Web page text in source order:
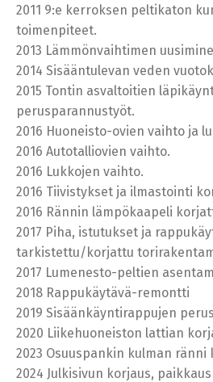
2011 9:e kerroksen peltikaton
toimenpiteet.
2013 Lämmönvaihtimen
2014 Sisääntulevan veden
2015 Tontin asvaltoitien
perusparannustyöt.
2016 Huoneisto-ovien vaihto ja
2016 Autotalliovien vaihto.
2016 Lukkojen vaihto.
2016 Tiivistykset ja ilmastointi
2016 Rännin lämpökaapeli
2017 Piha, istutukset ja
tarkistettu/korjattu
2017 Lumenesto-peltien
2018 Rappukäytävä-remontti
2019 Sisäänkäyntirappujen
2020 Liikehuoneiston lattian
2023 Osuuspankin kulman
2024 Julkisivun korjaus, paikkaus